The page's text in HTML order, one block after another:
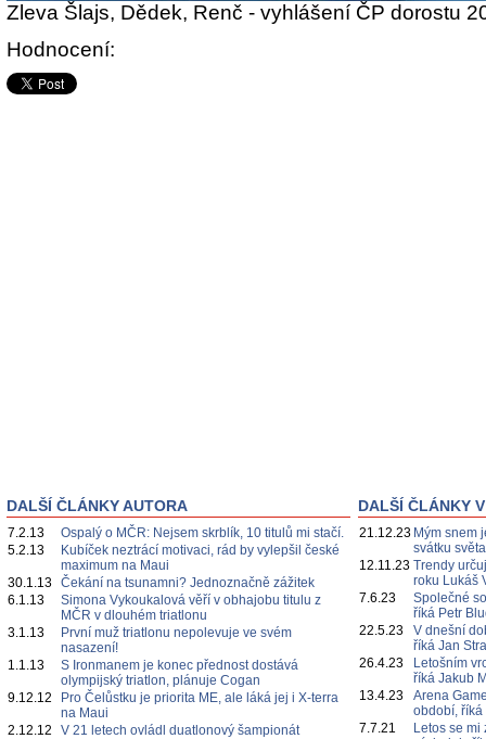
Zleva Šlajs, Dědek, Renč - vyhlášení ČP dorostu
Hodnocení:
DALŠÍ ČLÁNKY AUTORA
7.2.13
Ospalý o MČR: Nejsem skrblík, 10 titulů mi stačí.
5.2.13
Kubíček neztrácí motivaci, rád by vylepšil české
maximum na Maui
30.1.13 Čekání na tsunamni? Jednoznačně zážitek
6.1.13
Simona Vykoukalová věří v obhajobu titulu z
MČR v dlouhém triatlonu
3.1.13
První muž triatlonu nepolevuje ve svém
nasazení!
1.1.13
S Ironmanem je konec přednost dostává
olympijský triatlon, plánuje Cogan
9.12.12
Pro Čelůstku je priorita ME, ale láká jej i X-terra
na Maui
2.12.12
V 21 letech ovládl duatlonový šampionát
DALŠÍ ČLÁNKY
21.12.23 Mým snem
svátku
12.11.23 Trendy
roku Lukáš
7.6.23
Společné
říká Petr
22.5.23
V dnešní
říká Jan
26.4.23
Letošním
říká Jakub
13.4.23
Arena
období,
7.7.21
Letos se